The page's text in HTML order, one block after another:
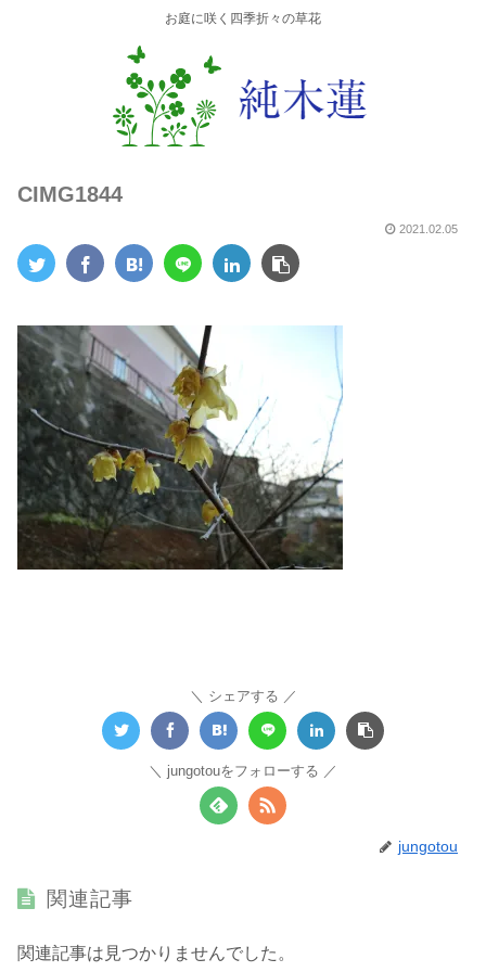
お庭に咲く四季折々の草花
CIMG1844
2021.02.05
シェアする
jungotouをフォローする
jungotou
関連記事
関連記事は見つかりませんでした。